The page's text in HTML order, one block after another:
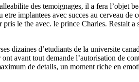
des temoignages, il a fera l’objet
implantees avec succes au cerveau de
le the avec. le prince Charles. Restait
dizaines d’etudiants de la universite
avant tout demande l’autorisation de
de details, un moment riche en